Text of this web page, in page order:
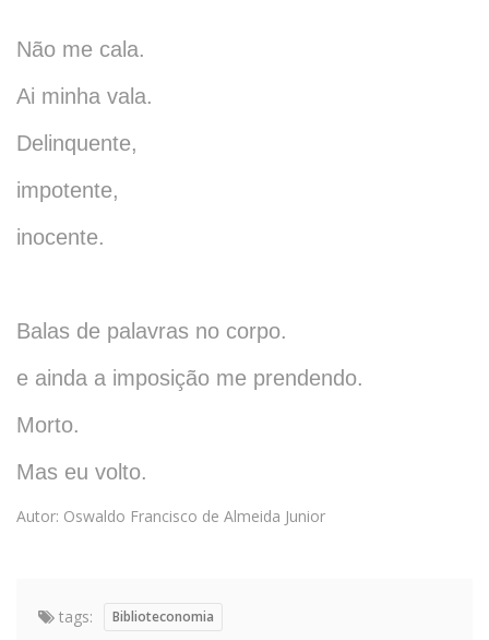
Não me cala.
Ai minha vala.
Delinquente,
impotente,
inocente.
Balas de palavras no corpo.
e ainda a imposição me prendendo.
Morto.
Mas eu volto.
Autor: Oswaldo Francisco de Almeida Junior
tags: Biblioteconomia